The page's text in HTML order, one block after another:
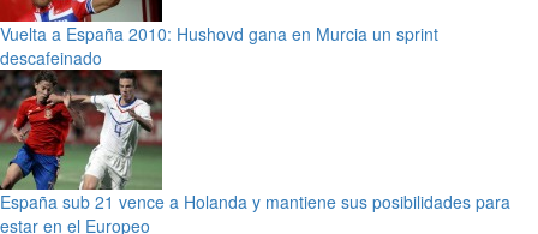
Vuelta a España 2010: Hushovd gana en Murcia un sprint
descafeinado
España sub 21 vence a Holanda y mantiene sus posibilidades para
estar en el Europeo